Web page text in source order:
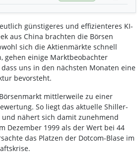
günstigeres und effizienteres KI-
aus China brachten die Börsen
sich die Aktienmärkte schnell
gehen einige Marktbeobachter
uns in den nächsten Monaten eine
bevorsteht.
mittlerweile zu einer
So liegt das aktuelle Shiller-
und nähert sich damit zunehmend
Dezember 1999 als der Wert bei 44
das Platzen der Dotcom-Blase im